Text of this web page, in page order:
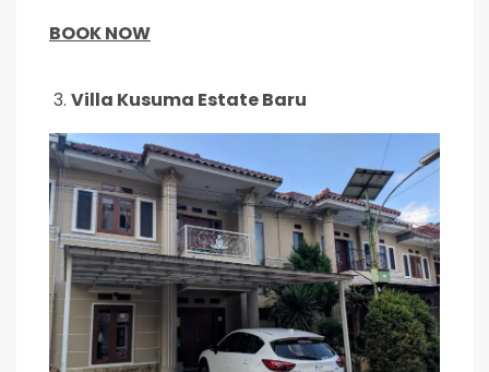
BOOK NOW
Villa Kusuma Estate Baru